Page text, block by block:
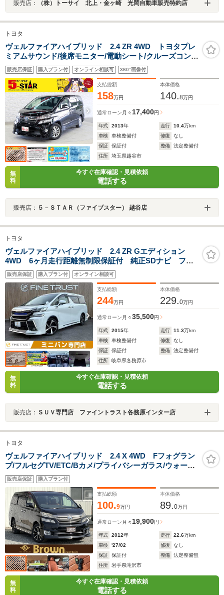
販売店： （株）トーサイ 北上・金ヶ崎 光岡自動車販売特約店
トヨタ
ヴェルファイアハイブリッド 2.4 ZR 4WD トヨタプレ
ミアムサウンド/後席モニター/電動シート/クルーズコント
ロール/クリアランスソナー/ETC/100V電源/純正ナビ/地デ
ジ/Bluetooth/バックカメラ/HIDオートライト
販売店保証 購入プラン付 オンライン相談可 360°画像付
支払総額
158万円
本体価格
140.8万円
通常ローン 月々17,400円
年式 2013年 走行 10.4万km
車検
車検整備付 修復
なし
保証
保証付 整備
法定整備付
住所
埼玉県越谷市
無
料
今すぐ在庫確認・見積依頼
電話する
販売店： ５－ＳＴＡＲ（ファイブスター） 越谷店
トヨタ
ヴェルファイアハイブリッド 2.4 ZR Gエディション
4WD 6ヶ月走行距離無制限保証付 純正SDナビ フル
セグTV フリップダウンモニター 両側パワースライド
ドア 全周囲カメラ ETC モデリスタエアロ シート
ヒーター パワーシート 電動リアゲート 衝突軽減ブ
レーキ
販売店保証 購入プラン付 オンライン相談可
支払総額
244万円
本体価格
229.0万円
通常ローン 月々35,500円
年式 2015年 走行 11.3万km
車検
車検整備付 修復
なし
保証
保証付 整備
法定整備付
住所
岐阜県各務原市
無
料
今すぐ在庫確認・見積依頼
電話する
販売店： ＳＵＶ専門店 ファイントラスト各務原インター店
トヨタ
ヴェルファイアハイブリッド 2.4 X 4WD Fフォグラン
プ/フルセグTV/ETC/Bカメ/プライバシーガラス/ウォーク
スルー/クルーズコントロール/純正マット/パワースライド
ドア/オットマン/CD/DVD/FM・AMラジオ/スマートキー/
オートアラーム
販売店保証 購入プラン付
支払総額
100.9万円
本体価格
89.0万円
通常ローン 月々 19,900円
年式 2012年 走行 22.6万km
車検
'27/02 修復
なし
保証
保証付 整備
法定整備無
住所
岩手県滝沢市
無
料
今すぐ在庫確認・見積依頼
電話する